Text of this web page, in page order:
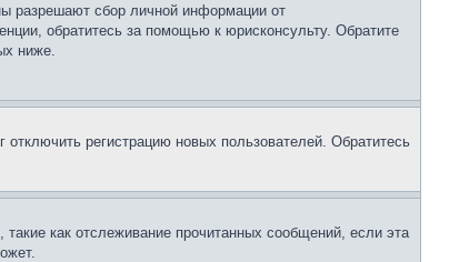
разрешают сбор личной информации от
обратитесь за помощью к юрисконсульту. Обратите
ниже.
регистрацию новых пользователей. Обратитесь
как отслеживание прочитанных сообщений, если эта